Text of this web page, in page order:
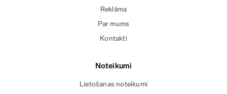
Reklāma
Par mums
Kontakti
Noteikumi
Lietošanas noteikumi